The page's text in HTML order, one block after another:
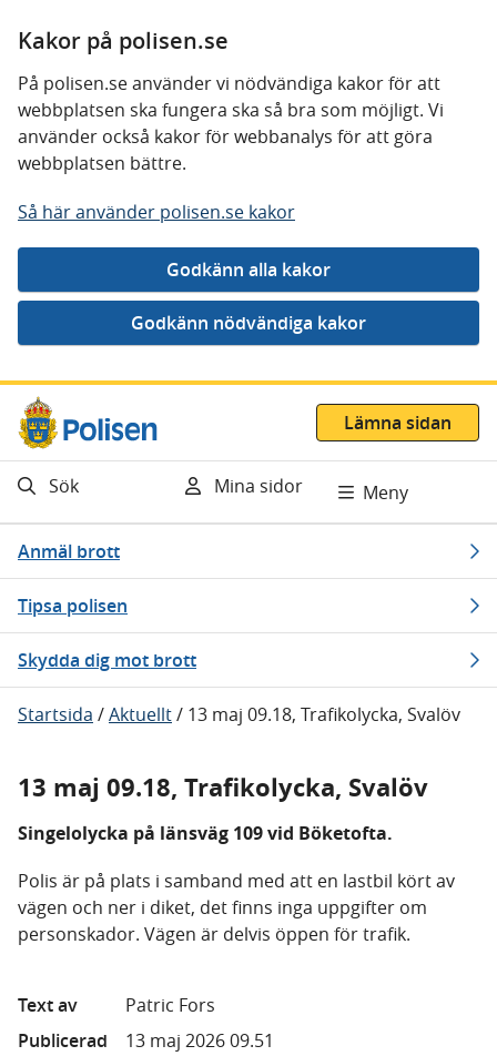
Kakor på polisen.se
På polisen.se använder vi nödvändiga kakor för att
webbplatsen ska fungera ska så bra som möjligt. Vi
använder också kakor för webbanalys för att göra
webbplatsen bättre.
Så här använder polisen.se kakor
Gå direkt till innehåll
Lämna sidan
Sök Mina sidor Meny
Anmäl brott
Tipsa polisen
Skydda dig mot brott
Startsida /Aktuellt/ 13 maj 09.18, Trafikolycka, Svalöv
13 maj 09.18, Trafikolycka, Svalöv
Singelolycka på länsväg 109 vid Böketofta.
Polis är på plats i samband med att en lastbil kört av
vägen och ner i diket, det finns inga uppgifter om
personskador. Vägen är delvis öppen för trafik.
Text av
Patric Fors
Publicerad
13 maj 2026 09.51